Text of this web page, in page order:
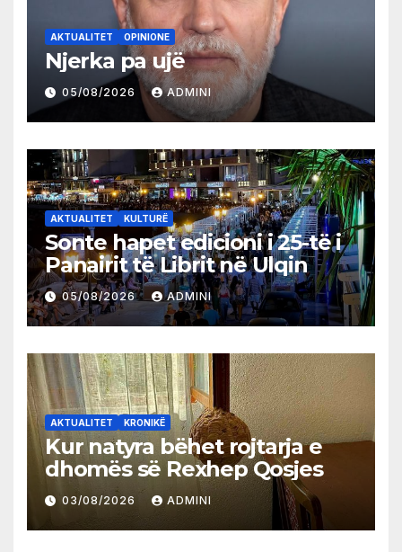
AKTUALITET OPINIONE
Njerka pa ujë
05/08/2026 ADMINI
AKTUALITET KULTURË
Sonte hapet edicioni i 25-të i
Panairit të Librit në Ulqin
05/08/2026 ADMINI
AKTUALITET KRONIKË
Kur natyra bëhet rojtarja e
dhomës së Rexhep Qosjes
03/08/2026 ADMINI